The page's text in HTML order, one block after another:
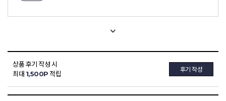
상품 후기 작성 시
최대 1,500P 적립
후기 작성